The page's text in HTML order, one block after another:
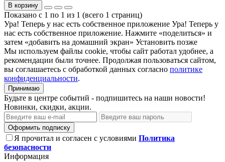
В корзину
Показано с 1 по 1 из 1 (всего 1 страниц)
Ура! Теперь у нас есть собственное приложение Ура! Теперь у
нас есть собственное приложение. Нажмите «поделиться» и
затем «добавить на домашний экран» Установить позже
Мы используем файлы cookie, чтобы сайт работал удобнее, а
рекомендации были точнее. Продолжая пользоваться сайтом,
вы соглашаетесь с обработкой данных согласно политике
конфиденциальности.
Принимаю
Будьте в центре событий - подпишитесь на наши новости!
Новинки, скидки, акции.
Оформить подписку
Я прочитал и согласен с условиями Политика
безопасности
Информация